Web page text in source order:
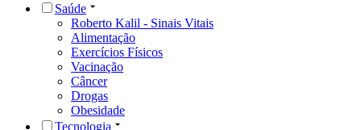
Saúde
Roberto Kalil - Sinais Vitais
Alimentação
Exercícios Físicos
Vacinação
Câncer
Drogas
Obesidade
Tecnologia